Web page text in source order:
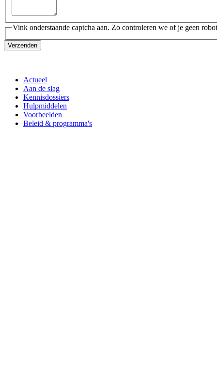
Vink onderstaande captcha aan. Zo controleren we of je geen
Verzenden
Actueel
Aan de slag
Kennisdossiers
Hulpmiddelen
Voorbeelden
Beleid & programma's